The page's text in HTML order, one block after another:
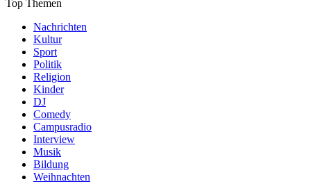
Top Themen
Nachrichten
Kultur
Sport
Politik
Religion
Kinder
DJ
Comedy
Campusradio
Interview
Musik
Bildung
Weihnachten